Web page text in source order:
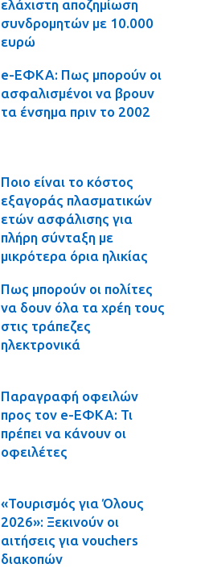
ελάχιστη αποζημίωση
συνδρομητών με 10.000
ευρώ
e-ΕΦΚΑ: Πως μπορούν οι
ασφαλισμένοι να βρουν
τα ένσημα πριν το 2002
Ποιο είναι το κόστος
εξαγοράς πλασματικών
ετών ασφάλισης για
πλήρη σύνταξη με
μικρότερα όρια ηλικίας
Πως μπορούν οι πολίτες
να δουν όλα τα χρέη τους
στις τράπεζες
ηλεκτρονικά
Παραγραφή οφειλών
προς τον e-ΕΦΚΑ: Τι
πρέπει να κάνουν οι
οφειλέτες
«Τουρισμός για Όλους
2026»: Ξεκινούν οι
αιτήσεις για vouchers
διακοπών